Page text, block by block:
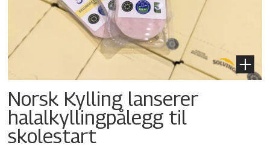
Norsk Kylling lanserer
halalkyllingpålegg til
skolestart